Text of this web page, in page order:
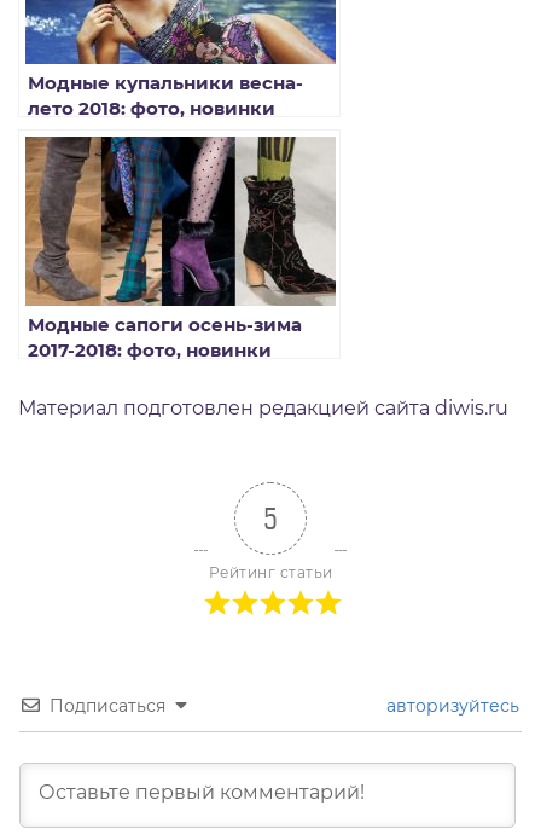
Модные купальники весна-
лето 2018: фото, новинки
Модные сапоги осень-зима
2017-2018: фото, новинки
Материал подготовлен редакцией сайта diwis.ru
5
Рейтинг статьи
Подписаться авторизуйтесь